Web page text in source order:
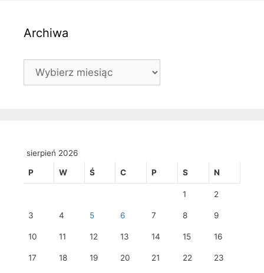
Archiwa
Archiwa
sierpień 2026
P W Ś C P S N
1 2
3 4 5 6 7 8 9
10 11 12 13 14 15 16
17 18 19 20 21 22 23